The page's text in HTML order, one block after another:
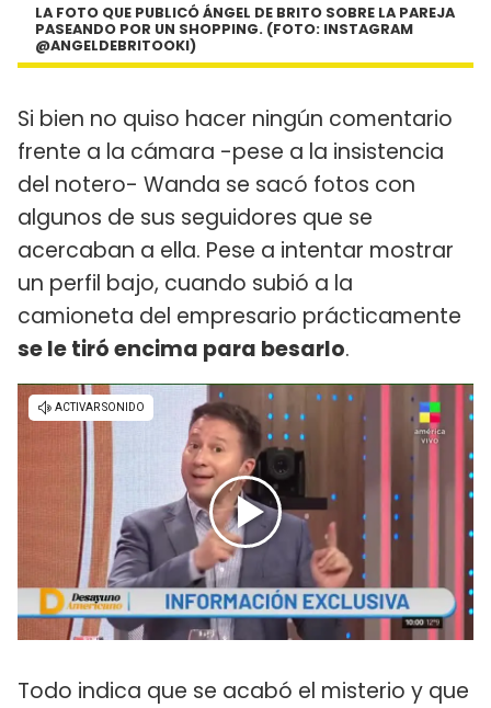
LA FOTO QUE PUBLICÓ ÁNGEL DE BRITO SOBRE LA PAREJA
PASEANDO POR UN SHOPPING. (FOTO: INSTAGRAM
@ANGELDEBRITOOKI)
Si bien no quiso hacer ningún comentario
frente a la cámara -pese a la insistencia
del notero- Wanda se sacó fotos con
algunos de sus seguidores que se
acercaban a ella. Pese a intentar mostrar
un perfil bajo, cuando subió a la
camioneta del empresario prácticamente
se le tiró encima para besarlo.
Todo indica que se acabó el misterio y que